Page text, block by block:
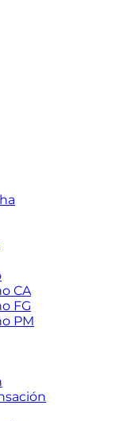
CA
FG
PM